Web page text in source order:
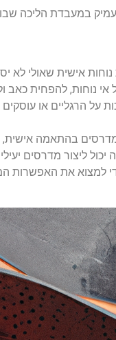
במעבדת הליכה
אישית שאולי לא
נוחות, להפחית כאב
על הרגליים או
בהתאמה
יכול ליצור מדרסים
למצוא את האפשרות